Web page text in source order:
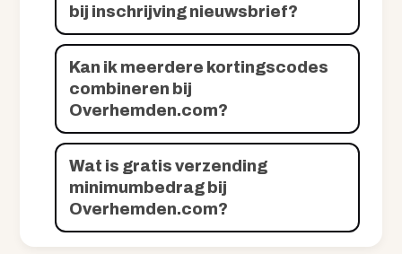
bij inschrijving nieuwsbrief?
Kan ik meerdere kortingscodes
combineren bij
Overhemden.com?
Wat is gratis verzending
minimumbedrag bij
Overhemden.com?